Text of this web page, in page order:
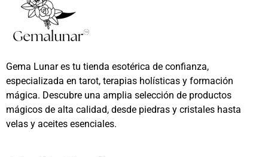
Gema Lunar es tu tienda esotérica de confianza,
especializada en tarot, terapias holísticas y formación
mágica. Descubre una amplia selección de productos
mágicos de alta calidad, desde piedras y cristales hasta
velas y aceites esenciales.